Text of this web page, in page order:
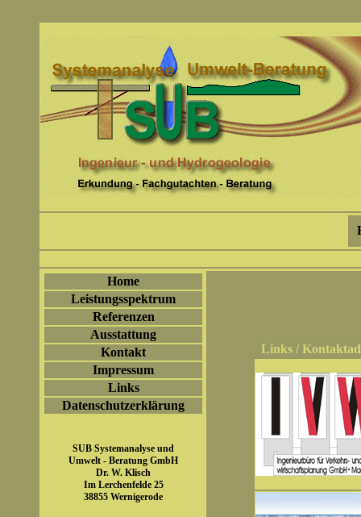
Home
Leistungsspektrum
Referenzen
Ausstattung
Kontakt
Impressum
Links
Datenschutzerklärung
SUB Systemanalyse und
Umwelt - Beratung GmbH
Dr. W. Klisch
Im Lerchenfelde 25
38855 Wernigerode
Links /